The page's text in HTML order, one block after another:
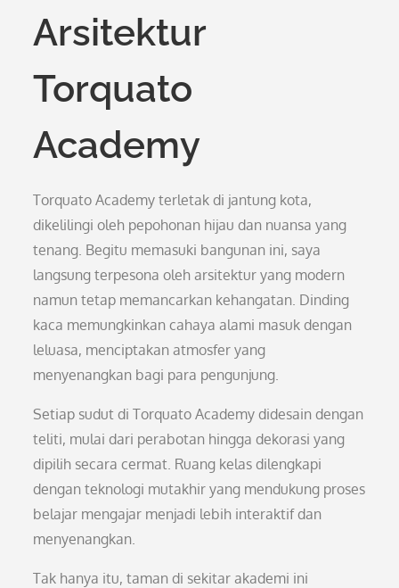
Arsitektur
Torquato
Academy
Torquato Academy terletak di jantung kota,
dikelilingi oleh pepohonan hijau dan nuansa yang
tenang. Begitu memasuki bangunan ini, saya
langsung terpesona oleh arsitektur yang modern
namun tetap memancarkan kehangatan. Dinding
kaca memungkinkan cahaya alami masuk dengan
leluasa, menciptakan atmosfer yang
menyenangkan bagi para pengunjung.
Setiap sudut di Torquato Academy didesain dengan
teliti, mulai dari perabotan hingga dekorasi yang
dipilih secara cermat. Ruang kelas dilengkapi
dengan teknologi mutakhir yang mendukung proses
belajar mengajar menjadi lebih interaktif dan
menyenangkan.
Tak hanya itu, taman di sekitar akademi ini